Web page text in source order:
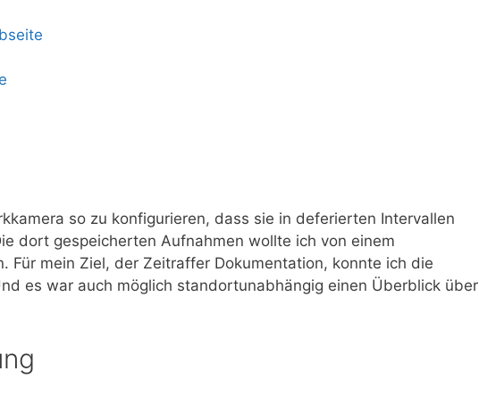
so zu konfigurieren, dass sie in deferierten Intervallen
dort gespeicherten Aufnahmen wollte ich von einem
Für mein Ziel, der Zeitraffer Dokumentation, konnte ich die
es war auch möglich standortunabhängig einen Überblick über